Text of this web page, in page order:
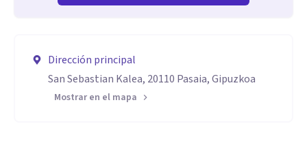
Dirección principal
San Sebastian Kalea, 20110 Pasaia, Gipuzkoa
Mostrar en el mapa